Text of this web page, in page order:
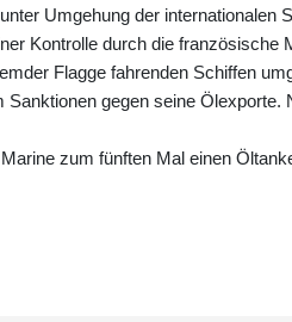
Umgehung der
Kontrolle durch die französische
Flagge fahrenden Schiffen
gegen seine
zum fünften Mal einen